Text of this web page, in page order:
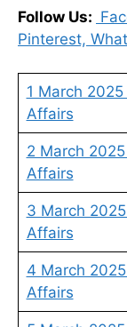
Follow Us:
Pinterest,
1 March
Affairs
2 March
Affairs
3 March
Affairs
4 March
Affairs